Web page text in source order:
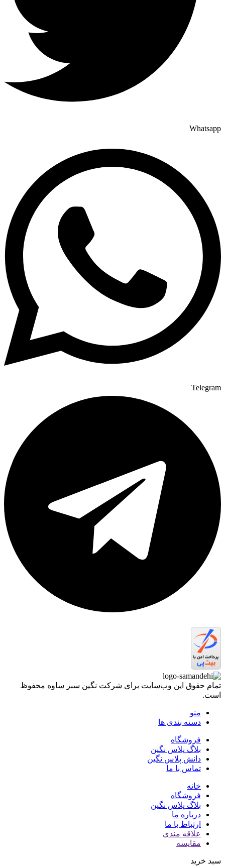
Whatsapp
Telegram
تمام حقوق اين وب‌سايت برای شرکت نگین سبز ساوه محفوظ
است.
منو
دسته بندی ها
فروشگاه
بلاگ پلاس نگین
دانش پلاس نگین
تماس با ما
خانه
فروشگاه
بلاگ پلاس نگین
درباره ما
ارتباط با ما
علاقه مندی
مقایسه
سبد خرید